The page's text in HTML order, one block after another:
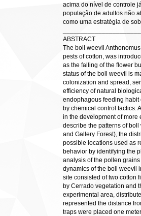
acima do nível de controle
população de adultos não
como uma estratégia de
ABSTRACT
The boll weevil
pests of cotton, was
as the falling of the flower
status of the boll weevil is
colonization and spread,
efficiency of natural
endophagous feeding habit
by chemical control tactics.
in the development of more
describe the patterns of
and Gallery Forest), the
possible locations used as
behavior by identifying the
analysis of the pollen
dynamics of the boll weevil
site consisted of two cotton
by Cerrado vegetation and
experimental area,
represented the distance
traps were placed one